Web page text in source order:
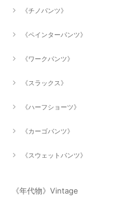
《チノパンツ》
《ペインターパンツ》
《ワークパンツ》
《スラックス》
《ハーフショーツ》
《カーゴパンツ》
《スウェットパンツ》
《年代物》Vintage